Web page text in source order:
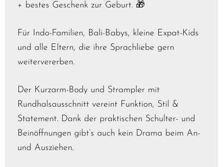
+ bestes Geschenk zur Geburt. 🎁
Für Indo-Familien, Bali-Babys, kleine Expat-Kids
und alle Eltern, die ihre Sprachliebe gern
weitervererben.
Der Kurzarm-Body und Strampler mit
Rundhalsausschnitt vereint Funktion, Stil &
Statement. Dank der praktischen Schulter- und
Beinöffnungen gibt’s auch kein Drama beim An-
und Ausziehen.